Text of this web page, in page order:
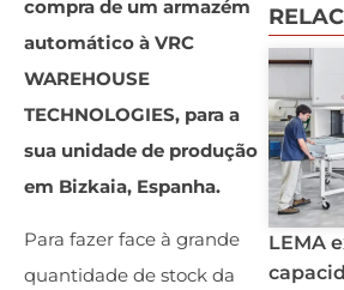
compra de um armazém
automático à VRC
WAREHOUSE
TECHNOLOGIES, para a
sua unidade de produção
em Bizkaia, Espanha.
Para fazer face à grande
quantidade de stock da
LEMA